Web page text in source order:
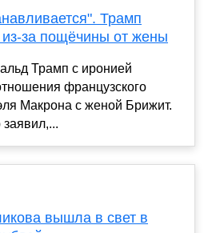
Трамп
за пощёчины от жены
Трамп с иронией
французского
Макрона с женой Брижит.
вышла в свет в